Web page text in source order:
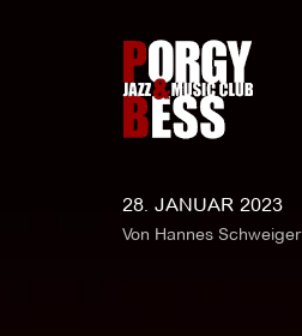
28. JANUAR 2023
Von Hannes Schweiger